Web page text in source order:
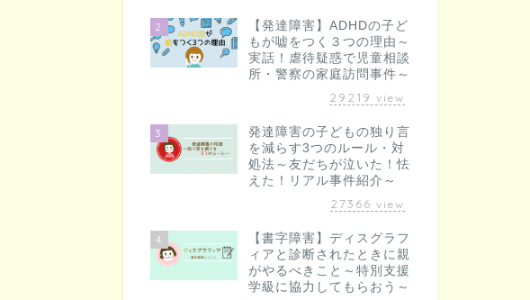
2
【発達障害】ADHDの子ど
もが嘘をつく３つの理由～
実話！虐待疑惑で児童相談
所・警察の家庭訪問事件～
29219 view
3
発達障害の子どもの独り言
を減らす3つのルール・対
処法～友だちが泣いた！怯
えた！リアル事件紹介～
27366 view
4
【書字障害】ディスグラフ
ィアと診断されたときに親
がやるべきこと～特別支援
学級に協力してもらおう～